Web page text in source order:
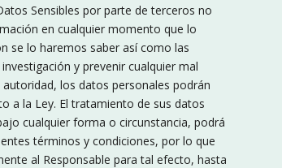
Sensibles por parte de terceros no
en cualquier momento que lo
se lo haremos saber así como las
y prevenir cualquier mal
los datos personales podrán
a la Ley. El tratamiento de sus datos
cualquier forma o circunstancia, podrá
términos y condiciones, por lo que
al Responsable para tal efecto, hasta